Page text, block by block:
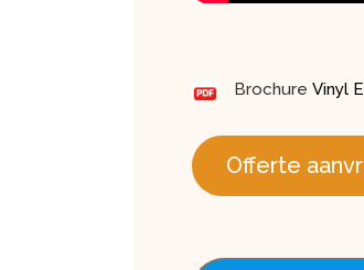
Brochure Vinyl
Offerte